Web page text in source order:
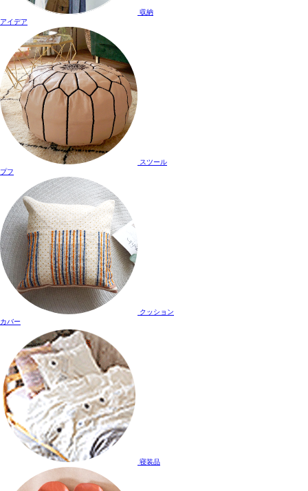
収納
アイデア
スツール
プフ
クッション
カバー
寝装品